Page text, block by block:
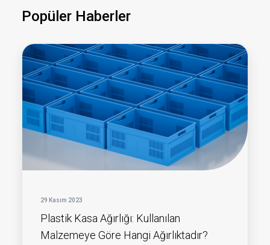
Popüler Haberler
29 Kasım 2023
Plastik Kasa Ağırlığı: Kullanılan
Malzemeye Göre Hangi Ağırlıktadır?